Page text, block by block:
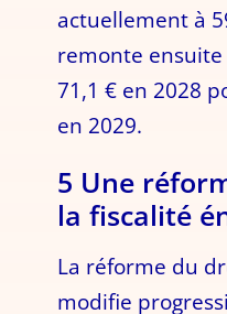
actuellement à
remonte ensuite
71,1 € en 2028
en 2029.
5 Une
la fiscalité
La réforme du
modifie